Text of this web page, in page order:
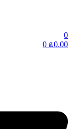
0
₪0.00
0